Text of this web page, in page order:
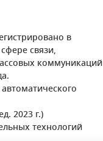
в
связи,
коммуникаций
2023 г.)
технологий